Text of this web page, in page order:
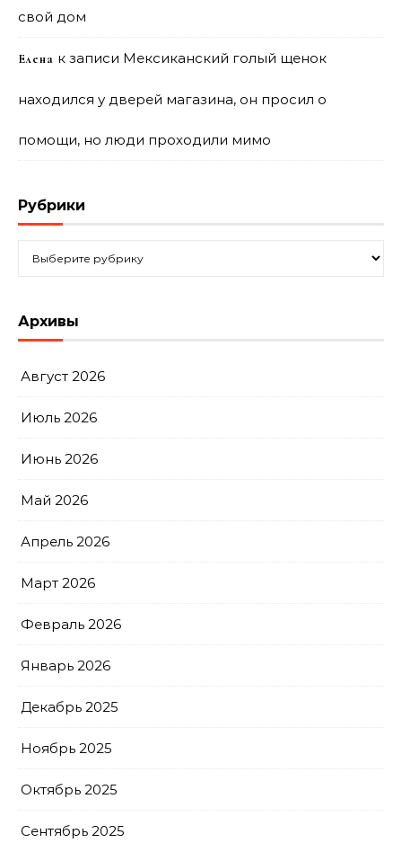
свой дом
Елена к записи Мексиканский голый щенок
находился у дверей магазина, он просил о
помощи, но люди проходили мимо
Рубрики
Архивы
Август 2026
Июль 2026
Июнь 2026
Май 2026
Апрель 2026
Март 2026
Февраль 2026
Январь 2026
Декабрь 2025
Ноябрь 2025
Октябрь 2025
Сентябрь 2025